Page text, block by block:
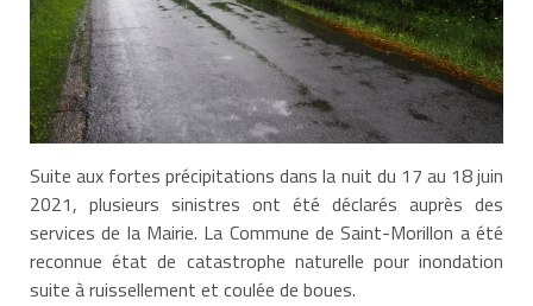
Suite aux fortes précipitations dans la nuit du 17 au 18 juin
2021, plusieurs sinistres ont été déclarés auprès des
services de la Mairie. La Commune de Saint-Morillon a été
reconnue état de catastrophe naturelle pour inondation
suite à ruissellement et coulée de boues.